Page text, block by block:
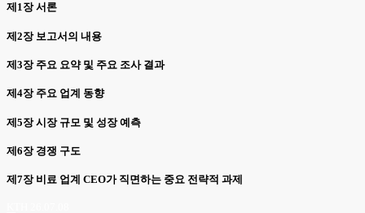
제1장 서론
제2장 보고서의 내용
제3장 주요 요약 및 주요 조사 결과
제4장 주요 업계 동향
제5장 시장 규모 및 성장 예측
제6장 경쟁 구도
제7장 비료 업계 CEO가 직면하는 중요 전략적 과제